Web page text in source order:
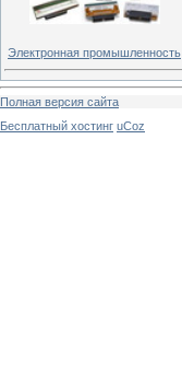
Электронная промышленность
Полная версия сайта
Бесплатный хостинг uCoz